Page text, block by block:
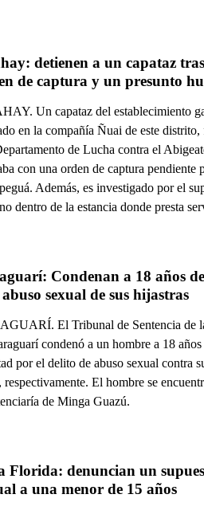
detienen a un capataz
de captura y un presunto
Un capataz del establecimiento
en la compañía Ñuai de este distrito,
de Lucha contra el
con una orden de captura pendiente
Además, es investigado por el
dentro de la estancia donde presta
Condenan a 18 años
sexual de sus hijastras
El Tribunal de Sentencia de
condenó a un hombre a 18
por el delito de abuso sexual contra
respectivamente. El hombre se
de Minga Guazú.
Florida: denuncian un
a una menor de 15 años